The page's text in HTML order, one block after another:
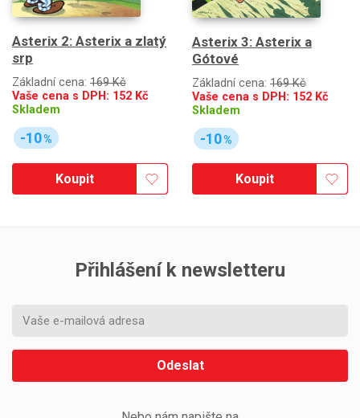
Asterix 2: Asterix a zlatý
srp
Základní cena: 169 Kč
Vaše cena s DPH: 152 Kč
Skladem
-10%
Koupit
Asterix 3: Asterix a
Gótové
Základní cena: 169 Kč
Vaše cena s DPH: 152 Kč
Skladem
-10%
Koupit
Přihlášení k newsletteru
Odeslat